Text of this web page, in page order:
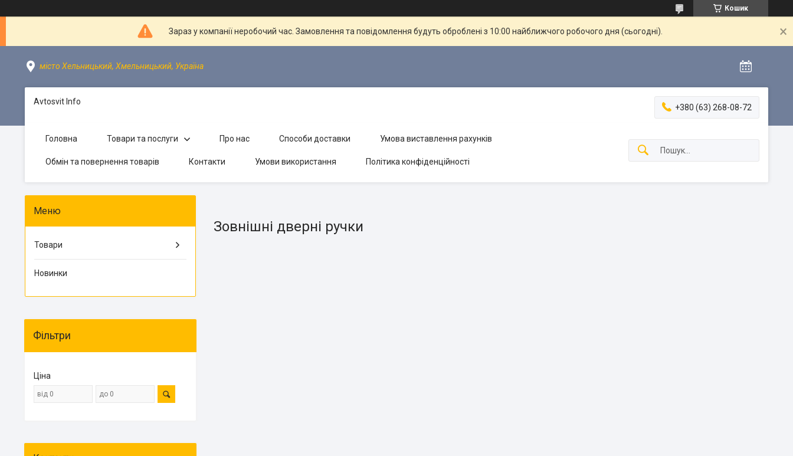
Кошик
Зараз у компанії неробочий час. Замовлення та повідомлення будуть оброблені з 10:00 найближчого робочого дня (сьогодні).
місто Хельницький, Хмельницький, Україна
Avtosvit Info
+380 (63) 268-08-72
Головна Товари та послуги Про нас Способи доставки Умова виставлення рахунків
Обмін та повернення товарів Контакти Умови використання Політика конфіденційності
Зовнішні дверні ручки
Товари
Новинки
Фільтри
Ціна